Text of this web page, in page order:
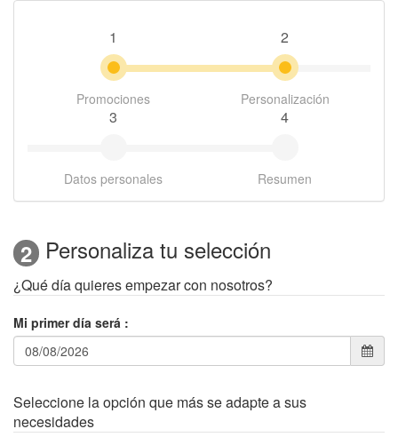
1
Promociones
2
Personalización
3
Datos personales
4
Resumen
2 Personaliza tu selección
¿Qué día quieres empezar con nosotros?
Mi primer día será :
Seleccione la opción que más se adapte a sus
necesidades